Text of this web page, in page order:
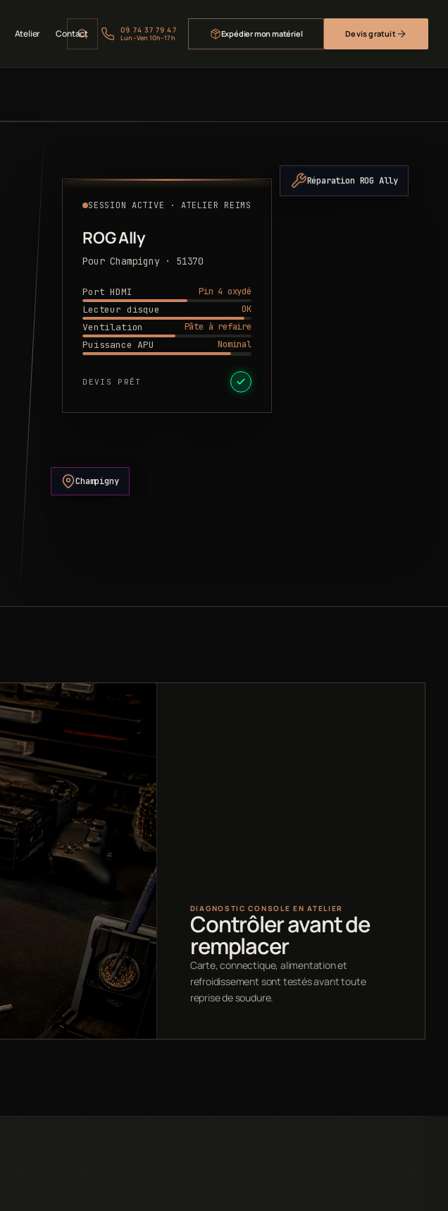
Atelier Contact 09 74 37 79 47
Lun–Ven 10h–17h Expédier mon matériel Devis gratuit
SESSION ACTIVE · ATELIER REIMS
ROG Ally
Pour Champigny · 51370
Port HDMI
Pin 4 oxydé
Lecteur disque
OK
Ventilation
Pâte à refaire
Puissance APU
Nominal
DEVIS PRÊT
Réparation ROG Ally
Champigny
DIAGNOSTIC CONSOLE EN ATELIER
Contrôler avant de
remplacer
Carte, connectique, alimentation et
refroidissement sont testés avant toute
reprise de soudure.